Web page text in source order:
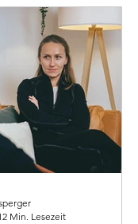
Min. Lesezeit